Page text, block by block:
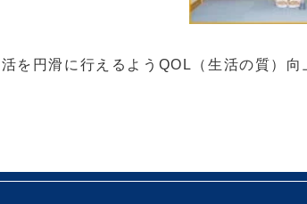
を円滑に行えるようQOL（生活の質）